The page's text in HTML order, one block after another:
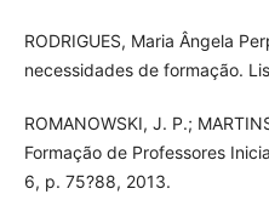
RODRIGUES, Maria Ângela
necessidades de formação.
ROMANOWSKI, J. P.;
Formação de Professores
6, p. 75?88, 2013.